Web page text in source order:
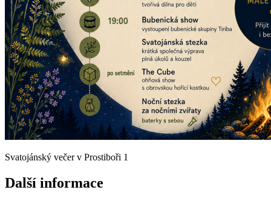
Svatojánský večer v Prostiboři 1
Další informace